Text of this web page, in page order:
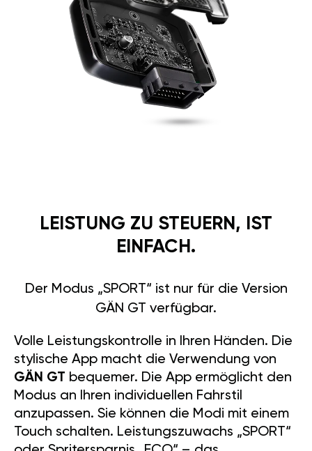
LEISTUNG ZU STEUERN, IST
EINFACH.
Der Modus „SPORT“ ist nur für die Version
GÄN GT verfügbar.
Volle Leistungskontrolle in Ihren Händen. Die
stylische App macht die Verwendung von
GÄN GT bequemer. Die App ermöglicht den
Modus an Ihren individuellen Fahrstil
anzupassen. Sie können die Modi mit einem
Touch schalten. Leistungszuwachs „SPORT“